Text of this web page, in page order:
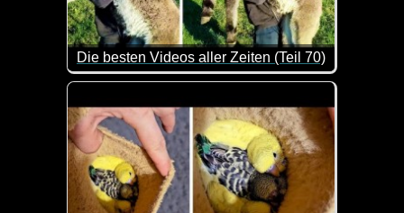
Die besten Videos aller Zeiten (Teil 70)
Hier kannst du dich ganz entspannt mit ein paar